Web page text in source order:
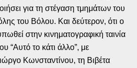
για τη στέγαση τμημάτων του
του Βόλου. Και δεύτερον, ότι ο
στην κινηματογραφική ταινία
“Αυτό το κάτι άλλο”, με
Κωνσταντίνου, τη Βιβέτα